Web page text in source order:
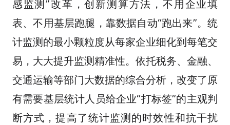
感监测”改革，创新测算方法，不用企业填
表、不用基层跑腿，靠数据自动“跑出来”。统
计监测的最小颗粒度从每家企业细化到每笔交
易，大大提升监测精准性。依托税务、金融、
交通运输等部门大数据的综合分析，改变了原
有需要基层统计人员给企业“打标签”的主观判
断方式，提高了统计监测的时效性和抗干扰